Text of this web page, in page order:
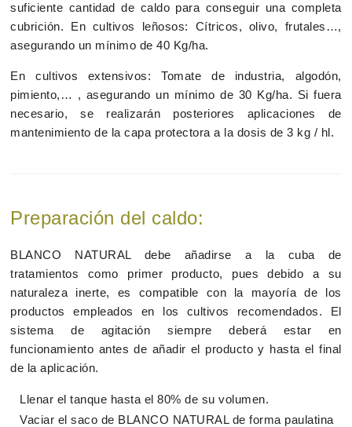
suficiente cantidad de caldo para conseguir una completa
cubrición. En cultivos leñosos: Cítricos, olivo, frutales…,
asegurando un mínimo de 40 Kg/ha.
En cultivos extensivos: Tomate de industria, algodón,
pimiento,… , asegurando un mínimo de 30 Kg/ha. Si fuera
necesario, se realizarán posteriores aplicaciones de
mantenimiento de la capa protectora a la dosis de 3 kg / hl.
Preparación del caldo:
BLANCO NATURAL debe añadirse a la cuba de
tratamientos como primer producto, pues debido a su
naturaleza inerte, es compatible con la mayoría de los
productos empleados en los cultivos recomendados. El
sistema de agitación siempre deberá estar en
funcionamiento antes de añadir el producto y hasta el final
de la aplicación.
Llenar el tanque hasta el 80% de su volumen.
Vaciar el saco de BLANCO NATURAL de forma paulatina